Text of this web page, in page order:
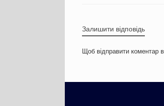
Залишити відповідь
Щоб відправити коментар